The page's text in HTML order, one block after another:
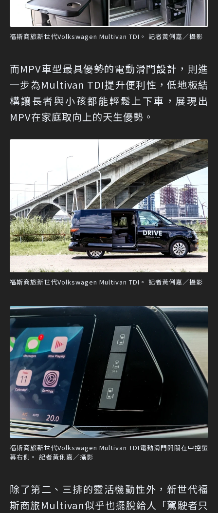
福斯商旅新世代Volkswagen Multivan TDI。 記者黃俐嘉／攝影
而MPV車型最具優勢的電動滑門設計，則進
一步為Multivan TDI提升便利性，低地板結
構讓長者與小孩都能輕鬆上下車，展現出
MPV在家庭取向上的天生優勢。
福斯商旅新世代Volkswagen Multivan TDI。 記者黃俐嘉／攝影
福斯商旅新世代Volkswagen Multivan TDI電動滑門開關在中控螢
幕右側。 記者黃俐嘉／攝影
除了第二、三排的靈活機動性外，新世代福
斯商旅Multivan似乎也擺脫給人「駕駛者只